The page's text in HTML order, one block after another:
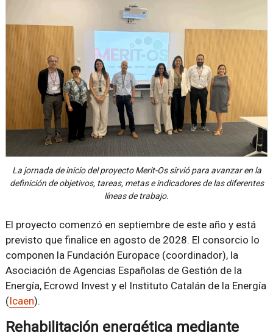
La jornada de inicio del proyecto Merit-Os sirvió para avanzar en la
definición de objetivos, tareas, metas e indicadores de las diferentes
líneas de trabajo.
El proyecto comenzó en septiembre de este año y está
previsto que finalice en agosto de 2028. El consorcio lo
componen la Fundación Europace (coordinador), la
Asociación de Agencias Españolas de Gestión de la
Energía, Ecrowd Invest y el Instituto Catalán de la Energía
(Icaen).
Rehabilitación energética mediante